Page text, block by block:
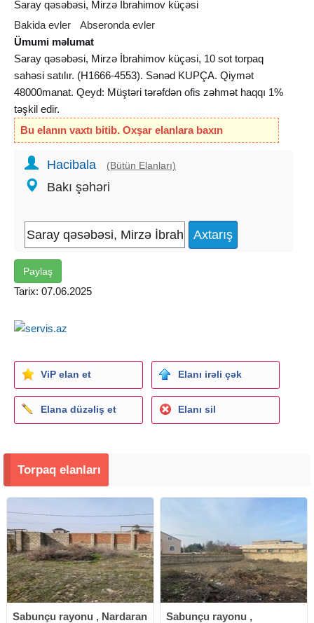
Saray qəsəbəsi, Mirzə İbrahimov küçəsi
Bakida evler
Abseronda evler
Ümumi məlumat
Saray qəsəbəsi, Mirzə İbrahimov küçəsi, 10 sot torpaq
sahəsi satılır. (H1666-4553). Sənəd KUPÇA. Qiymət
48000manat. Qeyd: Müştəri tərəfdən ofis zəhmət haqqı 1%
təşkil edir.
Bu elanın vaxtı bitib. Oxşar elanlara baxın
Hacibala (Bütün Elanları)
Bakı şəhəri
Paylaş
Tarix: 07.06.2025
ViP elan et Elanı irəli çək
Elana düzəliş et Elanı sil
Torpaq elanları
Sabunçu rayonu , Nardaran
Sabunçu rayonu ,